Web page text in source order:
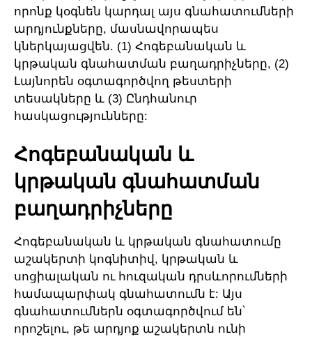
որոնք կօգնեն կարդալ այս գնահատումների
արդյունքները, մասնավորապես
կներկայացվեն. (1) Հոգեբանական և
կրթական գնահատման բաղադրիչները, (2)
Լայնորեն օգտագործվող թեստերի
տեսակները և (3) Ընդհանուր
հասկացությունները:
Հոգեբանական և
կրթական գնահատման
բաղադրիչները
Հոգեբանական և կրթական գնահատումը
աշակերտի կոգնիտիվ, կրթական և
սոցիալական ու հուզական դրսևորումների
համապարփակ գնահատումն է: Այս
գնահատումներն օգտագործվում են՝
որոշելու, թե արդյոք աշակերտն ունի